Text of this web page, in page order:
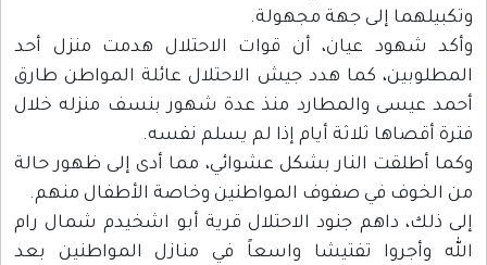
وتكبيلهما إلى جهة مجهولة.
وأكد شهود عيان، أن قوات الاحتلال هدمت منزل أحد
المطلوبين، كما هدد جيش الاحتلال عائلة المواطن طارق
أحمد عيسى والمطارد منذ عدة شهور بنسف منزله خلال
فترة أقصاها ثلاثة أيام إذا لم يسلم نفسه.
وكما أطلقت النار بشكل عشوائي، مما أدى إلى ظهور حالة
من الخوف في صفوف المواطنين وخاصة الأطفال منهم.
إلى ذلك، داهم جنود الاحتلال قرية أبو اشخيدم شمال رام
الله وأجروا تفتيشا واسعاً في منازل المواطنين بعد